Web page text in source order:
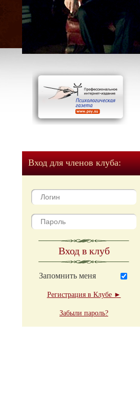
Вход для членов клуба:
Вход в клуб
Запомнить меня
Регистрация в Клубе ►
Забыли пароль?